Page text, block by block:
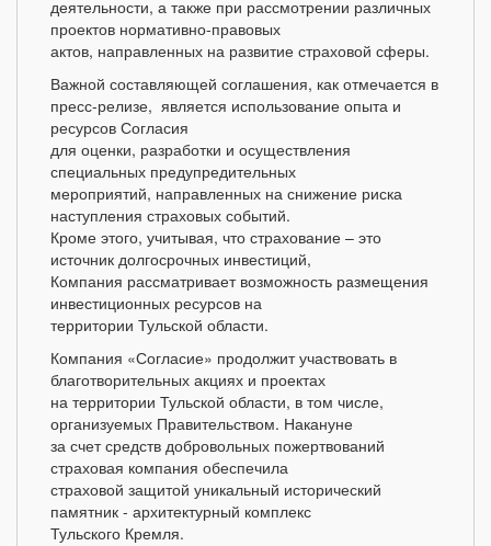
деятельности, а также при рассмотрении различных
проектов нормативно-правовых
актов, направленных на развитие страховой сферы.
Важной составляющей соглашения, как отмечается в
пресс-релизе, является использование опыта и
ресурсов Согласия
для оценки, разработки и осуществления
специальных предупредительных
мероприятий, направленных на снижение риска
наступления страховых событий.
Кроме этого, учитывая, что страхование – это
источник долгосрочных инвестиций,
Компания рассматривает возможность размещения
инвестиционных ресурсов на
территории Тульской области.
Компания «Согласие» продолжит участвовать в
благотворительных акциях и проектах
на территории Тульской области, в том числе,
организуемых Правительством. Накануне
за счет средств добровольных пожертвований
страховая компания обеспечила
страховой защитой уникальный исторический
памятник - архитектурный комплекс
Тульского Кремля.